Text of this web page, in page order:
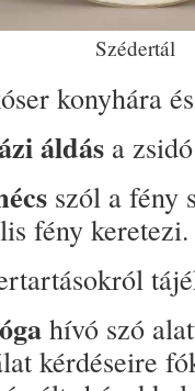
Szédertál
konyhára
áldás a
szól a fény
fény keretezi.
hívó szó
kérdéseire